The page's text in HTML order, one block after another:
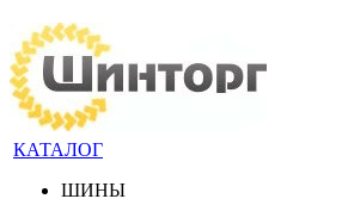
КАТАЛОГ
ШИНЫ